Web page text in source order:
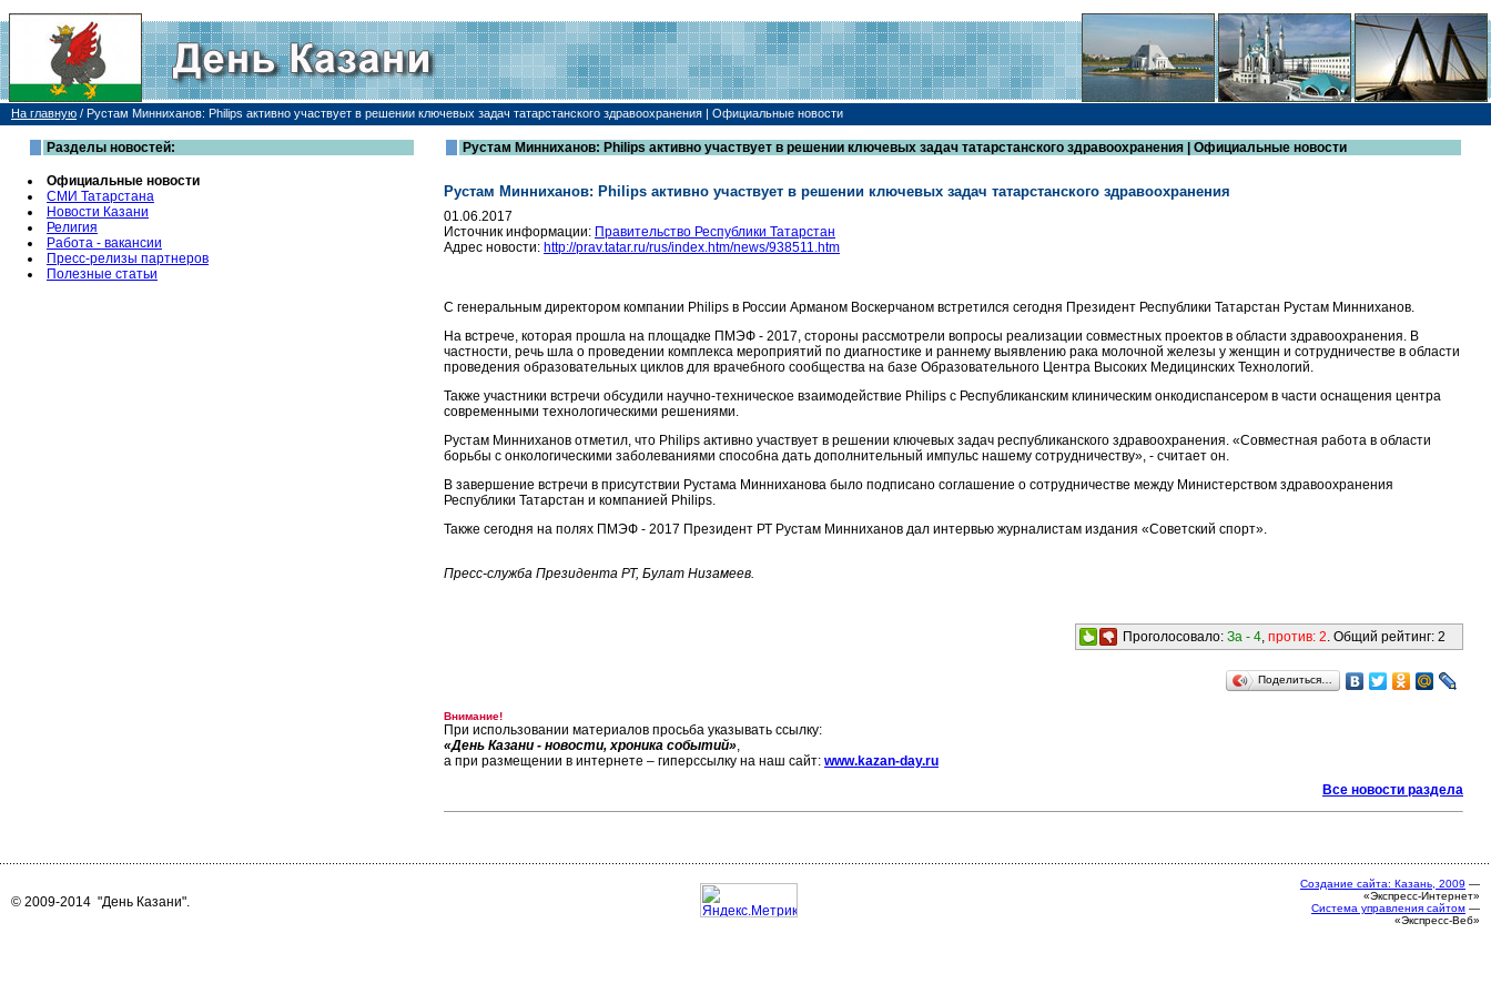
На главную / Рустам Минниханов: Philips активно участвует в решении ключевых задач татарстанского здравоохранения | Официальные новости
Разделы новостей:
Официальные новости
СМИ Татарстана
Новости Казани
Религия
Работа - вакансии
Пресс-релизы партнеров
Полезные статьи
Рустам Минниханов: Philips активно участвует в решении ключевых задач татарстанского здравоохранения | Официальные новости
Рустам Минниханов: Philips активно участвует в решении ключевых задач татарстанского здравоохранения
01.06.2017
Источник информации: Правительство Республики Татарстан
Адрес новости: http://prav.tatar.ru/rus/index.htm/news/938511.htm
С генеральным директором компании Philips в России Арманом Воскерчаном встретился сегодня Президент Республики Татарстан Рустам Минниханов.
На встрече, которая прошла на площадке ПМЭФ - 2017, стороны рассмотрели вопросы реализации совместных проектов в области здравоохранения. В
частности, речь шла о проведении комплекса мероприятий по диагностике и раннему выявлению рака молочной железы у женщин и сотрудничестве в области
проведения образовательных циклов для врачебного сообщества на базе Образовательного Центра Высоких Медицинских Технологий.
Также участники встречи обсудили научно-техническое взаимодействие Philips с Республиканским клиническим онкодиспансером в части оснащения центра
современными технологическими решениями.
Рустам Минниханов отметил, что Philips активно участвует в решении ключевых задач республиканского здравоохранения. «Совместная работа в области
борьбы с онкологическими заболеваниями способна дать дополнительный импульс нашему сотрудничеству», - считает он.
В завершение встречи в присутствии Рустама Минниханова было подписано соглашение о сотрудничестве между Министерством здравоохранения
Республики Татарстан и компанией Philips.
Также сегодня на полях ПМЭФ - 2017 Президент РТ Рустам Минниханов дал интервью журналистам издания «Советский спорт».
Пресс-служба Президента РТ, Булат Низамеев.
Проголосовало: За - 4, против: 2. Общий рейтинг: 2
Поделиться…
Внимание!
При использовании материалов просьба указывать ссылку:
«День Казани - новости, хроника событий»,
а при размещении в интернете – гиперссылку на наш сайт: www.kazan-day.ru
Все новости раздела
© 2009-2014 "День Казани".
Создание сайта: Казань, 2009 —
«Экспресс-Интернет»
Система управления сайтом —
«Экспресс-Веб»